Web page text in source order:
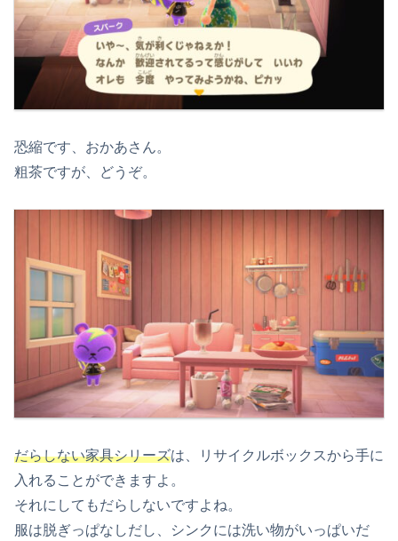
恐縮です、おかあさん。
粗茶ですが、どうぞ。
だらしない家具シリーズは、リサイクルボックスから手に
入れることができますよ。
それにしてもだらしないですよね。
服は脱ぎっぱなしだし、シンクには洗い物がいっぱいだ